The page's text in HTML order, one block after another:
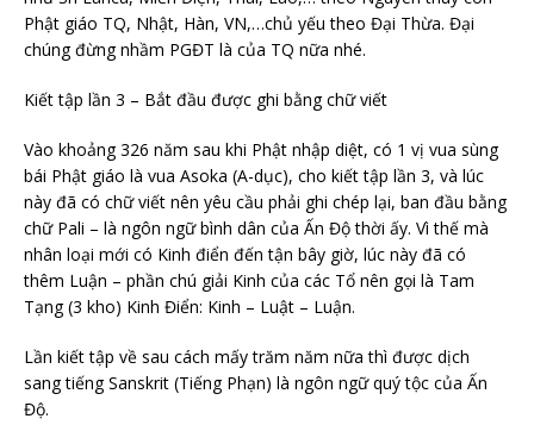
Phật giáo TQ, Nhật, Hàn, VN,…chủ yếu theo Đại Thừa. Đại
chúng đừng nhầm PGĐT là của TQ nữa nhé.
Kiết tập lần 3 – Bắt đầu được ghi bằng chữ viết
Vào khoảng 326 năm sau khi Phật nhập diệt, có 1 vị vua sùng
bái Phật giáo là vua Asoka (A-dục), cho kiết tập lần 3, và lúc
này đã có chữ viết nên yêu cầu phải ghi chép lại, ban đầu bằng
chữ Pali – là ngôn ngữ bình dân của Ấn Độ thời ấy. Vì thế mà
nhân loại mới có Kinh điển đến tận bây giờ, lúc này đã có
thêm Luận – phần chú giải Kinh của các Tổ nên gọi là Tam
Tạng (3 kho) Kinh Điển: Kinh – Luật – Luận.
Lần kiết tập về sau cách mấy trăm năm nữa thì được dịch
sang tiếng Sanskrit (Tiếng Phạn) là ngôn ngữ quý tộc của Ấn
Độ.